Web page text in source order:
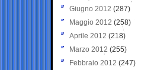
Giugno 2012 (287)
Maggio 2012 (258)
Aprile 2012 (218)
Marzo 2012 (255)
Febbraio 2012 (247)